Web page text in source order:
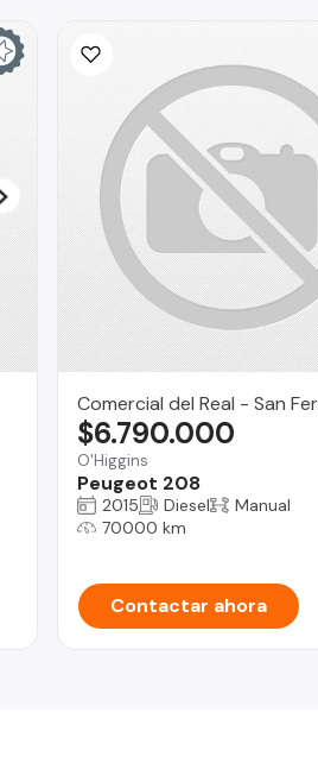
Comercial del Real - San
O'Higgins
Peugeot 208
$6.790.000
2015 Diesel
Manual
70000 km
Contactar ahora